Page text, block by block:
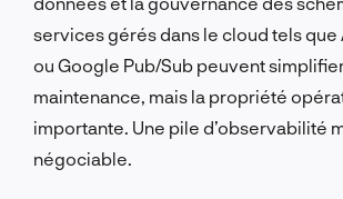
services gérés dans le cloud tels que
ou Google Pub/Sub peuvent
maintenance, mais la propriété
importante. Une pile d’observabilité
négociable.